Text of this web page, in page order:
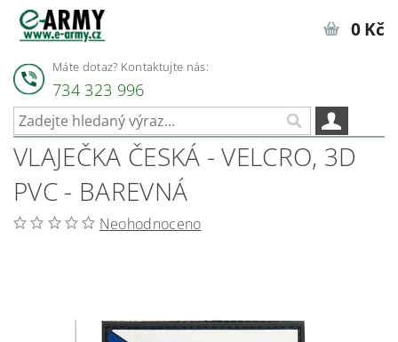
Máte dotaz? Kontaktujte nás:
734 323 996
0 Kč
VLAJEČKA ČESKÁ - VELCRO, 3D
PVC - BAREVNÁ
Neohodnoceno